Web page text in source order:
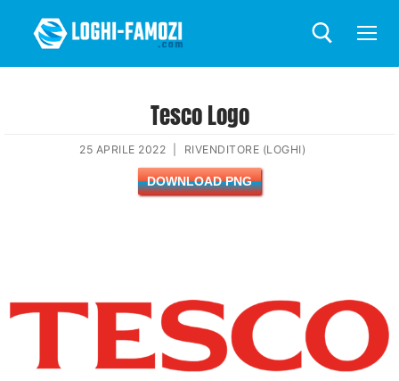
Tesco Logo
25 APRILE 2022 RIVENDITORE (LOGHI)
DOWNLOAD PNG